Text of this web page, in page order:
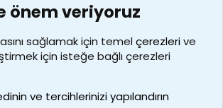
önem veriyoruz
sağlamak için temelçerezlerive
için isteğe bağlı çerezleri
ve tercihlerinizi yapılandırın